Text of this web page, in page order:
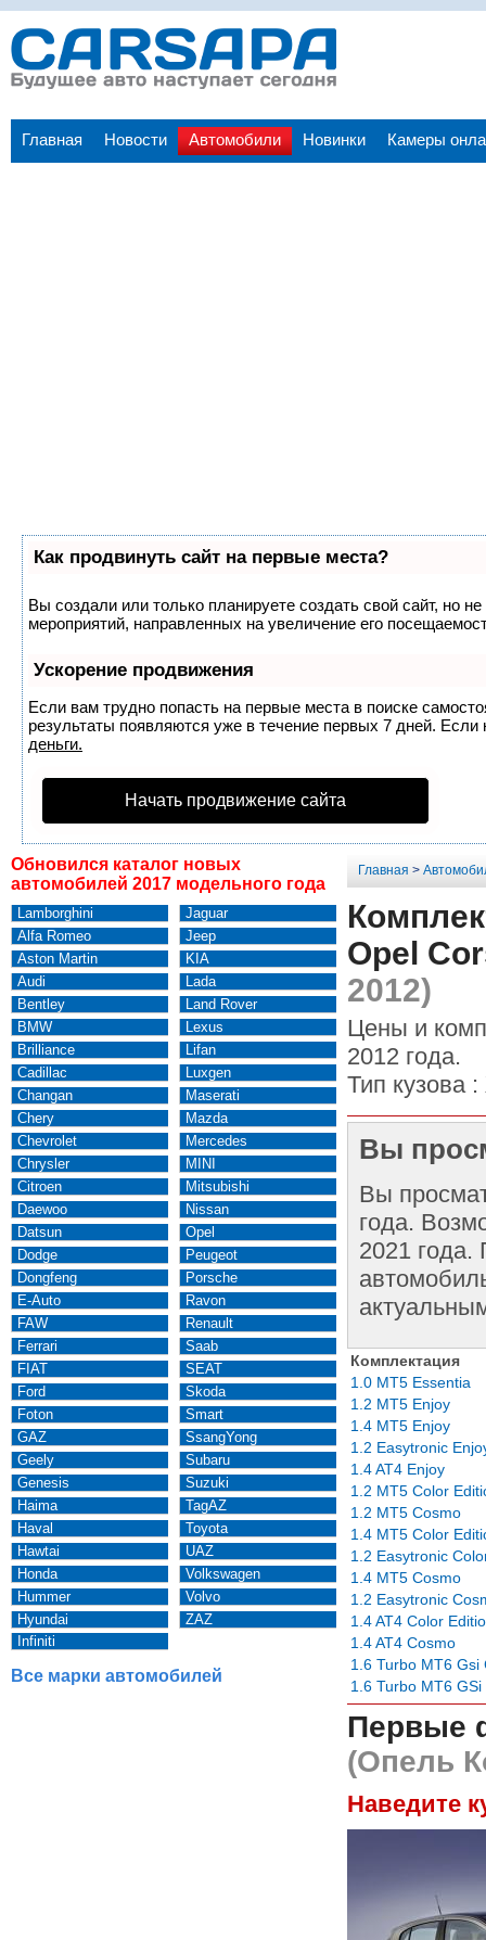
Главная Новости Автомобили Новинки Камеры
Как продвинуть сайт на первые места?
Вы создали или только планируете создать свой сайт, но
мероприятий, направленных на увеличение его
Ускорение продвижения
Если вам трудно попасть на первые места в поиске
результаты появляются уже в течение первых 7 дней.
деньги.
Начать продвижение сайта
Обновился каталог новых
автомобилей 2017 модельного года
Lamborghini
Alfa Romeo
Aston Martin
Audi
Bentley
BMW
Brilliance
Cadillac
Changan
Chery
Chevrolet
Chrysler
Citroen
Daewoo
Datsun
Dodge
Dongfeng
E-Auto
FAW
Ferrari
FIAT
Ford
Foton
GAZ
Geely
Genesis
Haima
Haval
Hawtai
Honda
Hummer
Hyundai
Infiniti
Jaguar
Jeep
KIA
Lada
Land Rover
Lexus
Lifan
Luxgen
Maserati
Mazda
Mercedes
MINI
Mitsubishi
Nissan
Opel
Peugeot
Porsche
Ravon
Renault
Saab
SEAT
Skoda
Smart
SsangYong
Subaru
Suzuki
TagAZ
Toyota
UAZ
Volkswagen
Volvo
ZAZ
Все марки автомобилей
Главная >
Opel
2012)
Цены и
2012 года.
Тип кузова :
Вы
Вы
года.
2021 года.
Комплектация
1.0 MT5 Essentia
1.2 MT5 Enjoy
1.4 MT5 Enjoy
1.2 Easytronic
1.4 AT4 Enjoy
1.2 MT5 Color
1.2 MT5 Cosmo
1.4 MT5 Color
1.2 Easytronic
1.4 MT5 Cosmo
1.2 Easytronic
1.4 AT4 Color
1.4 AT4 Cosmo
1.6 Turbo MT6 Gsi
1.6 Turbo MT6 GSi
Первые
(Опель
Наведите